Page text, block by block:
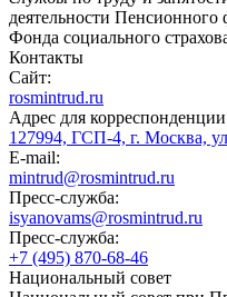
деятельности
Фонда социального
Контакты
Сайт:
rosmintrud.ru
Адрес для
127994, ГСП-4, г. Москва,
E-mail:
mintrud@rosmintrud.ru
Пресс-служба:
isyanovams@rosmintrud.ru
Пресс-служба:
+7 (495) 870-68-46
Национальный совет